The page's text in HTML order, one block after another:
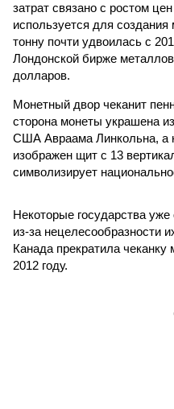
затрат связано с ростом
используется для
тонну почти удвоилась с
Лондонской бирже
долларов.
Монетный двор чеканит
сторона монеты украшена
США Авраама Линкольна, а
изображен щит с 13
символизирует
Некоторые государства уже
из-за нецелесообразности
Канада прекратила
2012 году.